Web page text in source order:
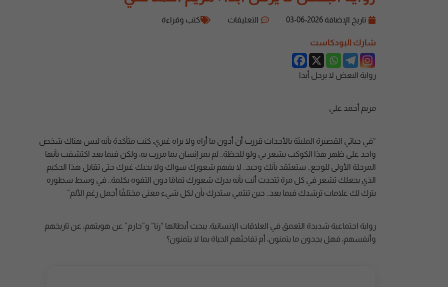
تاريخ الإضافة 2026-06-03 التعليقات كتب وقراءة
شارك البودكاست
رواية البعض لا يرحل أبدا
مريم أحمد علي
“في حياتي القصيرة المليئة بالأحداث قررت أن أدون ما أراه ولا يراه غيري، كنت متأكدة بأنه ليس هناك شخص
واحد على ظهر هذا الكوكب يشعر بي ولو للحظة.. لم يمر إنسان بما مررت به، ولكن فيما بعد اكتشفت بأنها
المرحلة الأولى للوجع.. ستعتقد بأنك وحيد.. لا يفهم شعورك سواك ولا يحبك غيرك حتى تقابل هذا الحكيم
الذي يجعلك تشعر في كل مرة تتحدث أنت بأنه يدرك شعورك تمامًا دون التفوه بكلمة.. في وسط سطوره
يترك لك علامات ترشدك فيما بعد.. حين تنتمي ستدرك بأن لكل شيء معنى مختلفًا أجمل رغم الألم”
رواية اجتماعية شديدة التعمق في العلاقات الإنسانية. يبحث أبطالها “رنا” و”حازم” عن هويتهم، عن تاريخهم
وأنفسهم، فهل يجدون ما يتمنون، أم تفاجئهم الحياة بما لا يتمنون؟